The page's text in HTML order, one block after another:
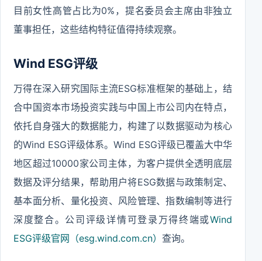
目前女性高管占比为0%，提名委员会主席由非独立
董事担任，这些结构特征值得持续观察。
Wind ESG评级
万得在深入研究国际主流ESG标准框架的基础上，结
合中国资本市场投资实践与中国上市公司内在特点，
依托自身强大的数据能力，构建了以数据驱动为核心
的Wind ESG评级体系。Wind ESG评级已覆盖大中华
地区超过10000家公司主体，为客户提供全透明底层
数据及评分结果，帮助用户将ESG数据与政策制定、
基本面分析、量化投资、风险管理、指数编制等进行
深度整合。公司评级详情可登录万得终端或Wind
ESG评级官网（esg.wind.com.cn） 查询。